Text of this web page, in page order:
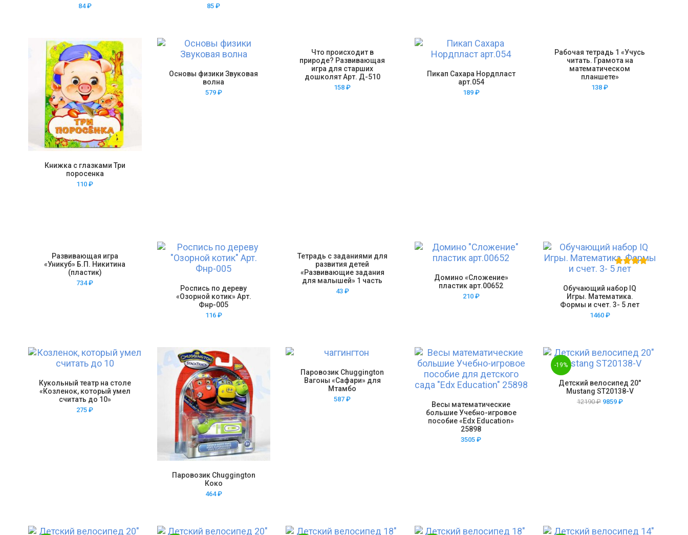
84₽ 85₽
Книжка с глазками Три
поросенка
110₽
Основы физики Звуковая
волна
579 ₽
Что происходит в
природе? Развивающая
игра для старших
дошколят Арт. Д-510
158₽
Пикап Сахара Нордпласт
арт.054
189 ₽
Рабочая тетрадь 1 «Учусь
читать. Грамота на
математическом
планшете»
138₽
Развивающая игра
«Уникуб» Б.П. Никитина
(пластик)
734₽
Роспись по дереву
«Озорной котик» Арт.
Фнр-005
116 ₽
Тетрадь с заданиями для
развития детей
«Развивающие задания
для малышей» 1 часть
43 ₽
Домино «Сложение»
пластик арт.00652
210 ₽
Обучающий набор IQ
Игры. Математика.
Формы и счет. 3- 5 лет
1460 ₽
Кукольный театр на столе
«Козленок, который умел
считать до 10»
275₽
Паровозик Chuggington
Коко
464₽
Паровозик Chuggington
Вагоны «Сафари» для
Мтамбо
587₽
Весы математические
большие Учебно-игровое
пособие «Edx Education»
25898
3505₽
Детский велосипед 20″
Mustang ST20138-V
12190₽ 9859 ₽
-19%